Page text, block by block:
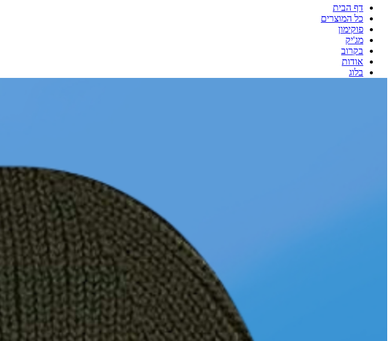
דף הבית
כל המוצרים
פוקימון
מג'יק
בקרוב
אודות
בלוג